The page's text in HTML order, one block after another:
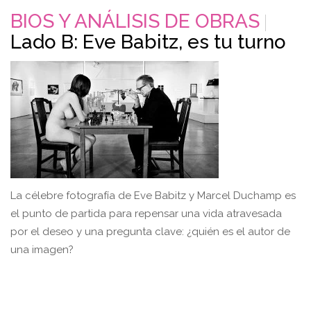
BIOS Y ANÁLISIS DE OBRAS
Lado B: Eve Babitz, es tu turno
La célebre fotografía de Eve Babitz y Marcel Duchamp es
el punto de partida para repensar una vida atravesada
por el deseo y una pregunta clave: ¿quién es el autor de
una imagen?